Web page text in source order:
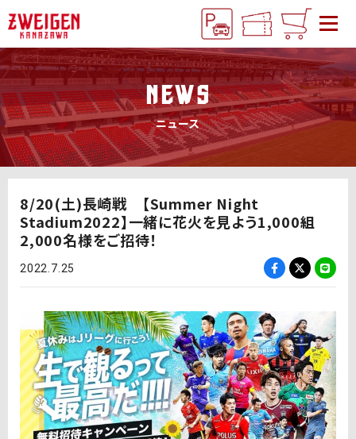
NEWS
ニュース
8/20(土)長崎戦 【Summer Night
Stadium2022】一緒に花火を見よう1,000組
2,000名様をご招待！
2022.7.25